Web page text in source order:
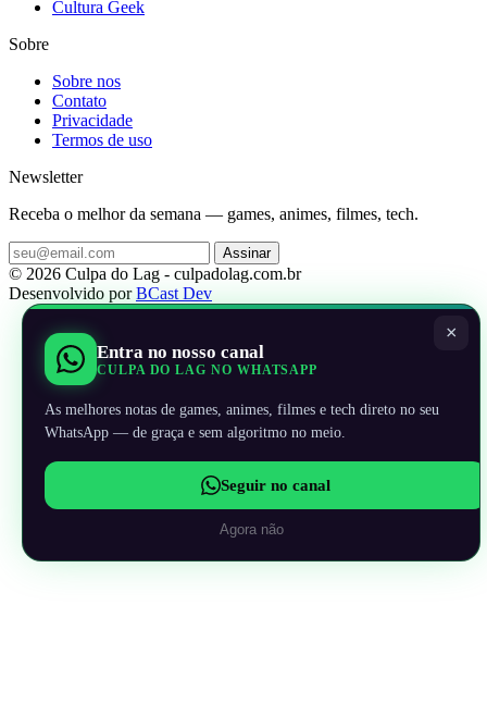
Cultura Geek
Sobre
Sobre nos
Contato
Privacidade
Termos de uso
Newsletter
Receba o melhor da semana — games, animes, filmes, tech.
Assinar
© 2026 Culpa do Lag - culpadolag.com.br
Desenvolvido porBCast Dev
×
Entra no nosso canal
CULPA DO LAG NO WHATSAPP
As melhores notas de games, animes, filmes e tech direto no seu
WhatsApp — de graça e sem algoritmo no meio.
Seguir no canal
Agora não